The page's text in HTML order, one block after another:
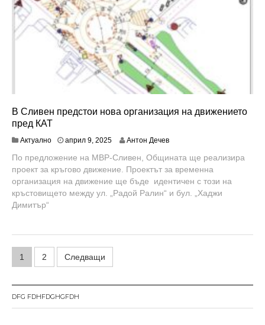
В Сливен предстои нова организация на движението
пред КАТ
Актуално април 9, 2025 Антон Дечев
По предложение на МВР-Сливен, Общината ще реализира
проект за кръгово движение. Проектът за временна
организация на движение ще бъде идентичен с този на
кръстовището между ул. „Радой Ралин“ и бул. „Хаджи
Димитър“
Н
в
и
1 2 Следващи
DFG FDHFDGHGFDH